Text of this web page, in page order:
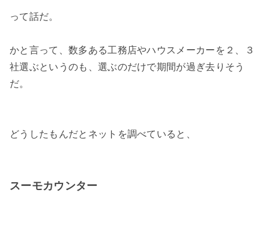
って話だ。
かと言って、数多ある工務店やハウスメーカーを２、３
社選ぶというのも、選ぶのだけで期間が過ぎ去りそう
だ。
どうしたもんだとネットを調べていると、
スーモカウンター